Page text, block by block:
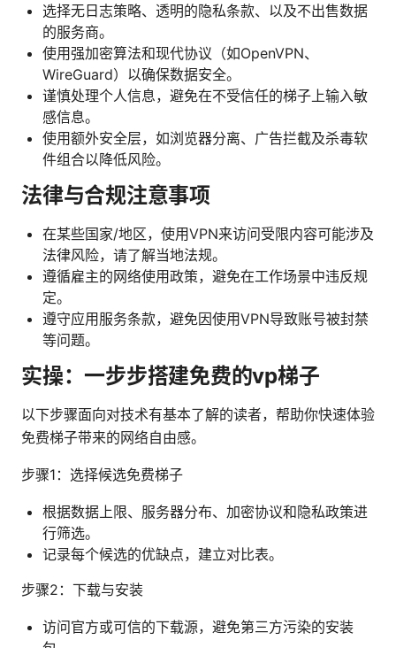
选择无日志策略、透明的隐私条款、以及不出售数据
的服务商。
使用强加密算法和现代协议（如OpenVPN、
WireGuard）以确保数据安全。
谨慎处理个人信息，避免在不受信任的梯子上输入敏
感信息。
使用额外安全层，如浏览器分离、广告拦截及杀毒软
件组合以降低风险。
法律与合规注意事项
在某些国家/地区，使用VPN来访问受限内容可能涉及
法律风险，请了解当地法规。
遵循雇主的网络使用政策，避免在工作场景中违反规
定。
遵守应用服务条款，避免因使用VPN导致账号被封禁
等问题。
实操：一步步搭建免费的vp梯子
以下步骤面向对技术有基本了解的读者，帮助你快速体验
免费梯子带来的网络自由感。
步骤1：选择候选免费梯子
根据数据上限、服务器分布、加密协议和隐私政策进
行筛选。
记录每个候选的优缺点，建立对比表。
步骤2：下载与安装
访问官方或可信的下载源，避免第三方污染的安装